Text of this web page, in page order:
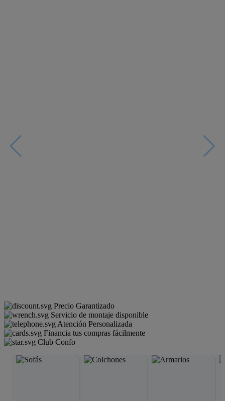
Precio Garantizado
Servicio de montaje disponible
Atención Personalizada
Financia tus compras fácilmente
Club Confo